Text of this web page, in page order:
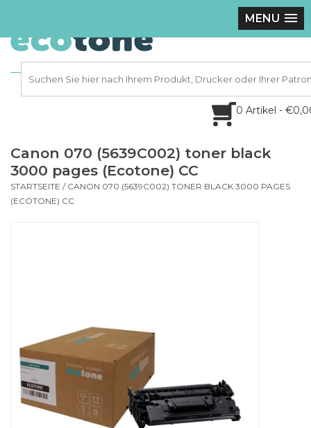
MENU
0 Artikel -
Canon 070 (5639C002) toner black
3000 pages (Ecotone) CC
STARTSEITE / CANON 070 (5639C002) TONER BLACK 3000 PAGES
(ECOTONE) CC